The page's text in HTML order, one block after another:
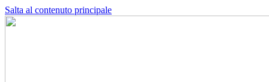
Salta al contenuto principale